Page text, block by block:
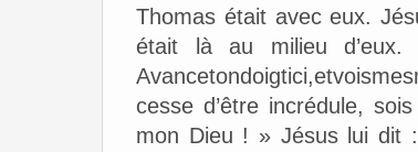
Thomas était avec eux.
était là au milieu d’eux.
cesse d’être incrédule,
mon Dieu ! » Jésus lui dit